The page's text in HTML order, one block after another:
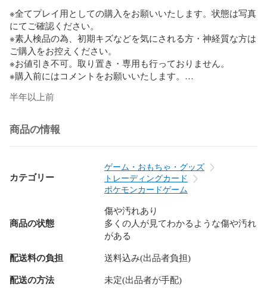
※全てプレイ用としての購入をお願いいたします。状態は写真
にてご確認ください。
※素人検品の為、初期キズなどを気にされる方・神経質な方は
ご購入をお控えください。
※お値引き不可。取り置き・専用も行っておりません。
※購入前にはコメントをお願いいたします。
備考：No.ITP1V9CIJR7G
※トラブル防止の為、気になる事がございましたら購入前にご
質問ください。
ご納得の上でのご購入をお願いいたします。
また、予告なく出品の取り消しをする場合がございます。
※発送について※
日本郵便にて発送の場合、数日の遅れが発生する場合がござ
います。
予めご了承くださいませ。
半年以上前
商品の情報
カテゴリー
ゲーム・おもちゃ・グッズ
トレーディングカード
ポケモンカードゲーム
商品の状態
傷や汚れあり
多くの人が見てわかるような傷や汚れ
がある
配送料の負担 送料込み(出品者負担)
配送の方法 未定(出品者が手配)